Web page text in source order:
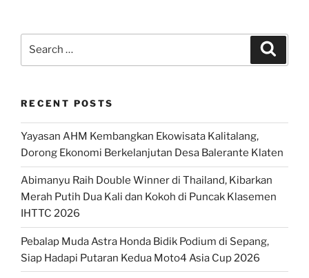
RECENT POSTS
Yayasan AHM Kembangkan Ekowisata Kalitalang,
Dorong Ekonomi Berkelanjutan Desa Balerante Klaten
Abimanyu Raih Double Winner di Thailand, Kibarkan
Merah Putih Dua Kali dan Kokoh di Puncak Klasemen
IHTTC 2026
Pebalap Muda Astra Honda Bidik Podium di Sepang,
Siap Hadapi Putaran Kedua Moto4 Asia Cup 2026